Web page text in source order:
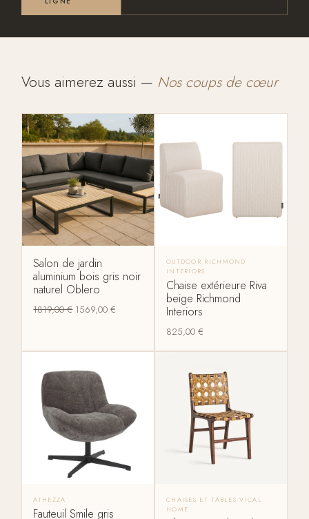
Vous aimerez aussi — Nos coups de cœur
Salon de jardin
aluminium bois gris noir
naturel Oblero
1819,00€ 1569,00€
OUTDOOR RICHMOND
INTERIORS
Chaise extérieure Riva
beige Richmond
Interiors
825,00 €
ATHEZZA
Fauteuil Smile gris
CHAISES ET TABLES VICAL
HOME